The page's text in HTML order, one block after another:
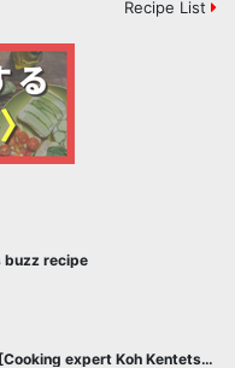
Recipe List
buzz recipe
expert Koh Kentetsu